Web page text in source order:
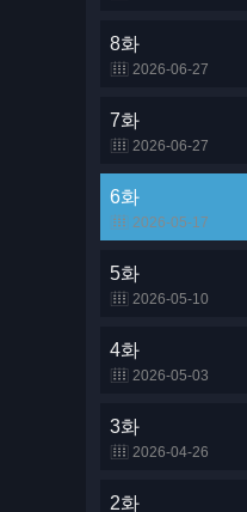
8화
2026-06-27
7화
2026-06-27
6화
2026-05-17
5화
2026-05-10
4화
2026-05-03
3화
2026-04-26
2화